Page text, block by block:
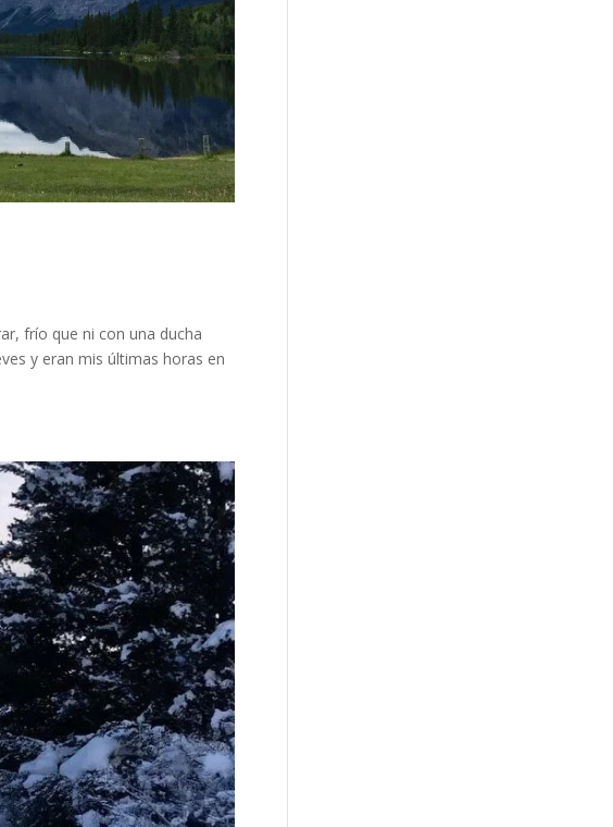
frío que ni con una ducha
y eran mis últimas horas en